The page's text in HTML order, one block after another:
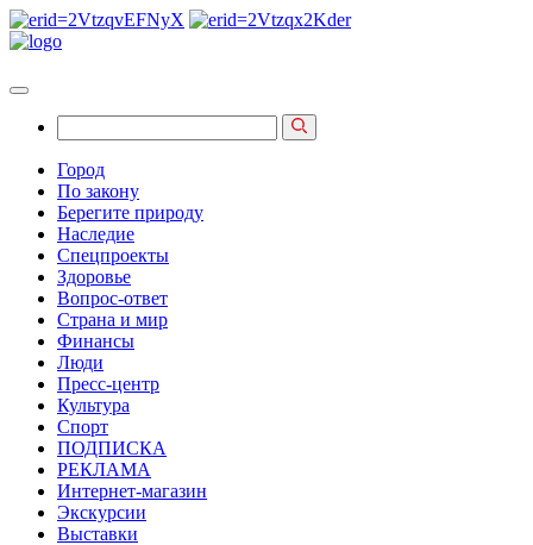
Город
По закону
Берегите природу
Наследие
Спецпроекты
Здоровье
Вопрос-ответ
Страна и мир
Финансы
Люди
Пресс-центр
Культура
Спорт
ПОДПИСКА
РЕКЛАМА
Интернет-магазин
Экскурсии
Выставки